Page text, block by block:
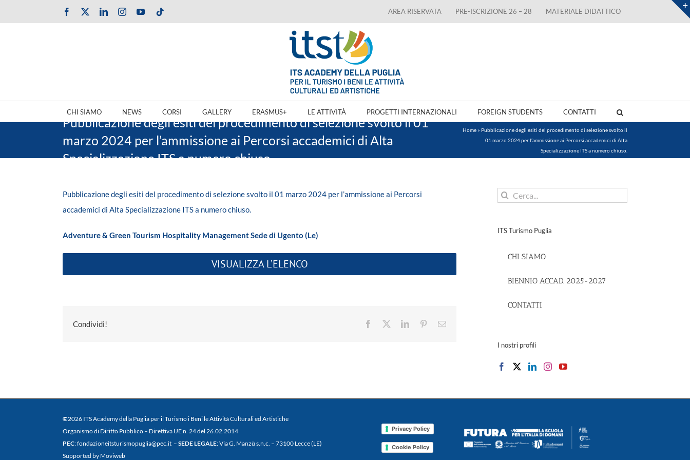
al
Facebook LinkedInInstagramYouTubeTiktok AREA RISERVATA PRE-ISCRIZIONE 26 – 28 MATERIALE DIDATTICO
CHI SIAMO NEWS CORSI GALLERY ERASMUS+ LE ATTIVITÀ PROGETTI INTERNAZIONALI FOREIGN STUDENTS CONTATTI
Pubblicazione degli esiti del procedimento di selezione svolto il 01
marzo 2024 per l’ammissione ai Percorsi accademici di Alta
Specializzazione ITS a numero chiuso.
Home» Pubblicazione degli esiti del procedimento di selezione svolto il
01 marzo 2024 per l’ammissione ai Percorsi accademici di Alta
Specializzazione ITS a numero chiuso.
Pubblicazione degli esiti del procedimento di selezione svolto il 01 marzo 2024 per l’ammissione ai Percorsi
accademici di Alta Specializzazione ITS a numero chiuso.
Adventure & Green Tourism Hospitality Management Sede di Ugento (Le)
VISUALIZZA L’ELENCO
Condividi! Facebook LinkedInPinterestEmail
Cerca
ITS Turismo Puglia
CHI SIAMO
BIENNIO ACCAD. 2025-2027
CONTATTI
I nostri profili
©2026 ITS Academy della Puglia per il Turismo i Beni le Attività Culturali ed Artistiche
Organismo di Diritto Pubblico – Direttiva UE n. 24 del 26.02.2014
PEC: fondazioneitsturismopuglia@pec.it – SEDE LEGALE: Via G. Manzù s.n.c. – 73100 Lecce (LE)
Supported by Moviweb
Privacy Policy
Cookie Policy